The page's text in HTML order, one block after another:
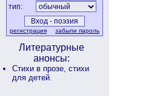
тип:
регистрация забыли пароль
Литературные
анонсы:
Стихи в прозе, стихи
для детей.